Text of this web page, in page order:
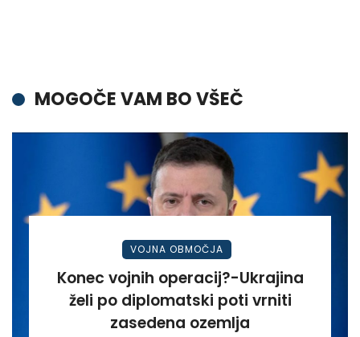
MOGOČE VAM BO VŠEČ
VOJNA OBMOČJA
Konec vojnih operacij?-Ukrajina
želi po diplomatski poti vrniti
zasedena ozemlja